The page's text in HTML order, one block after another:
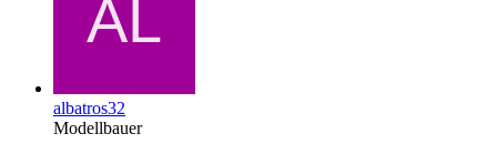
albatros32
Modellbauer